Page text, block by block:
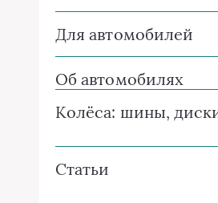
Для автомобилей
Об автомобилях
Колёса: шины,
Статьи